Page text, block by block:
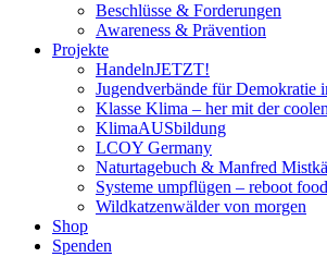
Beschlüsse & Forderungen
Awareness & Prävention
Projekte
HandelnJETZT!
Jugendverbände für
Klasse Klima – her mit der
KlimaAUSbildung
LCOY Germany
Naturtagebuch & Manfred
Systeme umpflügen – reboot
Wildkatzenwälder von morgen
Shop
Spenden